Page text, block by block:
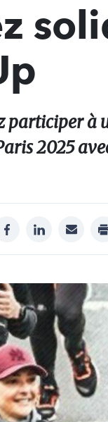
participer à
2025
facebooklinkedinmail